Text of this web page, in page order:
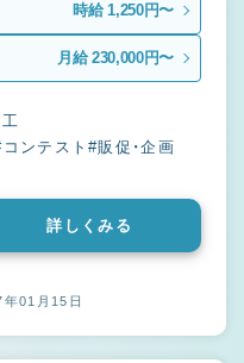
時給 1,250円〜
月給 230,000円〜
コンテスト#販促・企画
詳しくみる
年01月15日